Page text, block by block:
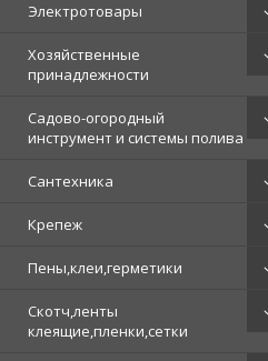
Электротовары
Хозяйственные
принадлежности
Садово-огородный
инструмент и системы полива
Сантехника
Крепеж
Пены,клеи,герметики
Скотч,ленты
клеящие,пленки,сетки